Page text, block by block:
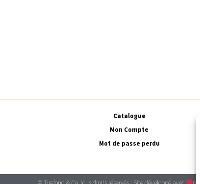
Catalogue
Mon Compte
Mot de passe perdu